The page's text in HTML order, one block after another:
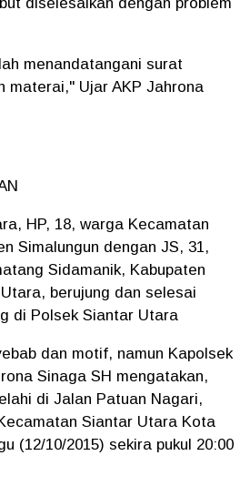
menandatangani surat
materai," Ujar AKP Jahrona
HP, 18, warga Kecamatan
Simalungun dengan JS, 31,
Sidamanik, Kabupaten
berujung dan selesai
di Polsek Siantar Utara
dan motif, namun Kapolsek
Sinaga SH mengatakan,
di Jalan Patuan Nagari,
Siantar Utara Kota
(12/10/2015) sekira pukul 20:00